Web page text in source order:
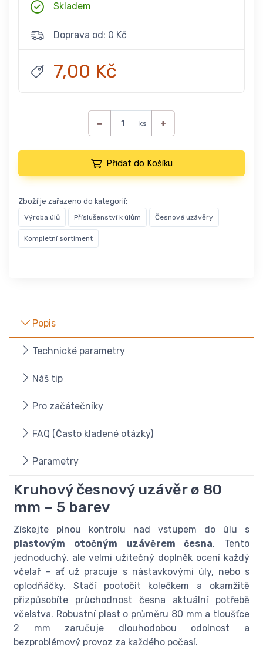
Skladem
Doprava od: 0 Kč
7,00 Kč
− ks +
Přidat do Košíku
Zboží je zařazeno do kategorií:
Výroba úlů Příslušenství k úlům Česnové uzávěry
Kompletní sortiment
Popis
Technické parametry
Náš tip
Pro začátečníky
FAQ (Často kladené otázky)
Parametry
Kruhový česnový uzávěr ø 80
mm – 5 barev
Získejte plnou kontrolu nad vstupem do úlu s
plastovým otočným uzávěrem česna. Tento
jednoduchý, ale velmi užitečný doplněk ocení každý
včelař – ať už pracuje s nástavkovými úly, nebo s
oplodňáčky. Stačí pootočit kolečkem a okamžitě
přizpůsobíte průchodnost česna aktuální potřebě
včelstva. Robustní plast o průměru 80 mm a tloušťce
2 mm zaručuje dlouhodobou odolnost a
bezproblémový provoz za každého počasí.